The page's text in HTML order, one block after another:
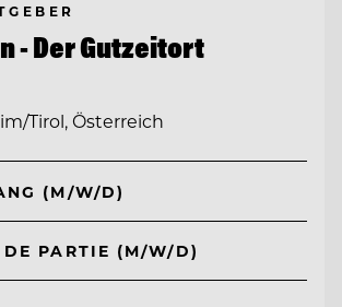
- Der Gutzeitort
Tirol, Österreich
(M/W/D)
DE PARTIE (M/W/D)